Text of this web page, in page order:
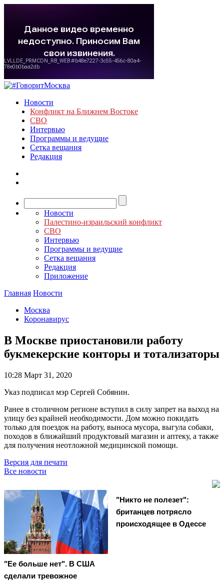
Новости
Конфликт на Ближнем Востоке
СВО
Интервью
Программы и ведущие
Сетка вещания
Редакция
Новости
Палестино-израильский конфликт
СВО
Интервью
Программы и ведущие
Сетка вещания
Редакция
Приложение
Главная Новости
Москва
Коронавирус
В Москве приостановили работу
букмекерские конторы и тотализаторы
10:28 Март 31, 2020
Указ подписал мэр Сергей Собянин.
Ранее в столичном регионе вступил в силу запрет на выход на
улицу без крайней необходимости. Дом можно покидать
только для поездок на работу, выноса мусора, выгула собаки,
походов в ближайший продуктовый магазин и аптеку, а также
для получения неотложной медицинской помощи.
Версия для печати
Все новости
"Ее больше нет". В США
сделали тревожное
"Никто не полезет":
британцев потрясло
происходящее в Одессе